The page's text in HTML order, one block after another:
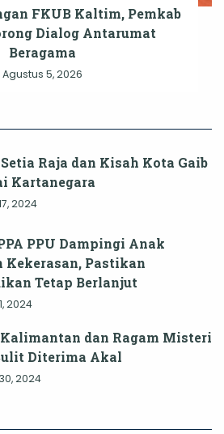
FKUB Kaltim, Pemkab
Dialog Antarumat
Beragama
Agustus 5, 2026
Raja dan Kisah Kota Gaib
Kartanegara
2024
PPU Dampingi Anak
Kekerasan, Pastikan
Tetap Berlanjut
2024
dan Ragam Misteri
Diterima Akal
2024